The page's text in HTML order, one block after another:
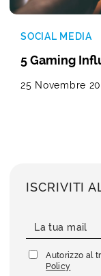
SOCIAL MEDIA
5 Gaming
25 Novembre
ISCRIVITI
Autorizzo al
Policy